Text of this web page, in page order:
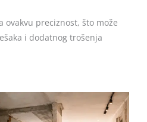
ovakvu preciznost, što može
i dodatnog trošenja